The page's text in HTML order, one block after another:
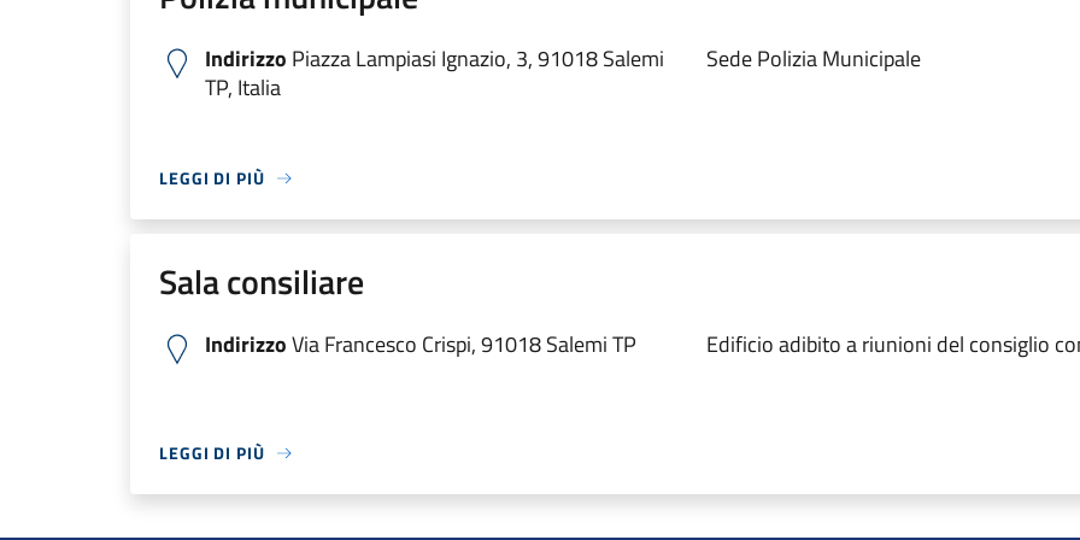
Indirizzo Piazza Lampiasi Ignazio, 3, 91018 Salemi
TP, Italia
Sede Polizia Municipale
LEGGI DI PIÙ
Sala consiliare
IndirizzoVia Francesco Crispi, 91018 Salemi TP Edificio adibito a riunioni del consiglio
LEGGI DI PIÙ